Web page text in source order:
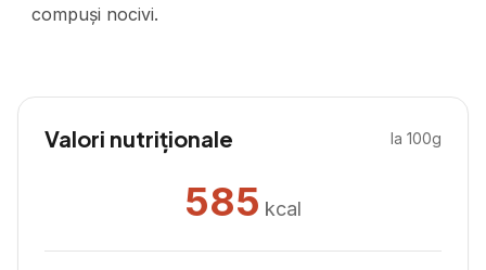
compuși nocivi.
Valori nutriționale la 100g
585 kcal